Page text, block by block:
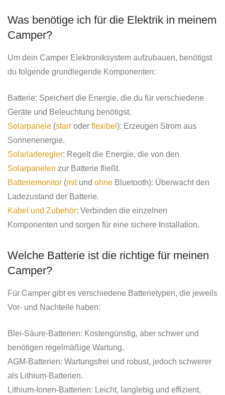
Was benötige ich für die Elektrik in meinem
Camper?
Um dein Camper Elektroniksystem aufzubauen, benötigst
du folgende grundlegende Komponenten:
Batterie: Speichert die Energie, die du für verschiedene
Geräte und Beleuchtung benötigst.
Solarpanele (starr oder flexibel ): Erzeugen Strom aus
Sonnenenergie.
Solarladeregler: Regelt die Energie, die von den
Solarpanelen zur Batterie fließt.
Batteriemonitor (mitund ohne Bluetooth): Überwacht den
Ladezustand der Batterie.
Kabel und Zubehör: Verbinden die einzelnen
Komponenten und sorgen für eine sichere Installation.
Welche Batterie ist die richtige für meinen
Camper?
Für Camper gibt es verschiedene Batterietypen, die jeweils
Vor- und Nachteile haben:
Blei-Säure-Batterien: Kostengünstig, aber schwer und
benötigen regelmäßige Wartung.
AGM-Batterien: Wartungsfrei und robust, jedoch schwerer
als Lithium-Batterien.
Lithium-Ionen-Batterien: Leicht, langlebig und effizient,